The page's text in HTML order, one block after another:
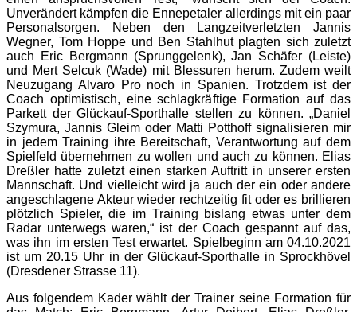
Unverändert kämpfen die Ennepetaler allerdings mit ein paar
Personalsorgen. Neben den Langzeitverletzten Jannis
Wegner, Tom Hoppe und Ben Stahlhut plagten sich zuletzt
auch Eric Bergmann (Sprunggelenk), Jan Schäfer (Leiste)
und Mert Selcuk (Wade) mit Blessuren herum. Zudem weilt
Neuzugang Alvaro Pro noch in Spanien. Trotzdem ist der
Coach optimistisch, eine schlagkräftige Formation auf das
Parkett der Glückauf-Sporthalle stellen zu können. „Daniel
Szymura, Jannis Gleim oder Matti Potthoff signalisieren mir
in jedem Training ihre Bereitschaft, Verantwortung auf dem
Spielfeld übernehmen zu wollen und auch zu können. Elias
Dreßler hatte zuletzt einen starken Auftritt in unserer ersten
Mannschaft. Und vielleicht wird ja auch der ein oder andere
angeschlagene Akteur wieder rechtzeitig fit oder es brillieren
plötzlich Spieler, die im Training bislang etwas unter dem
Radar unterwegs waren,“ ist der Coach gespannt auf das,
was ihn im ersten Test erwartet. Spielbeginn am 04.10.2021
ist um 20.15 Uhr in der Glückauf-Sporthalle in Sprockhövel
(Dresdener Strasse 11).
Aus folgendem Kader wählt der Trainer seine Formation für